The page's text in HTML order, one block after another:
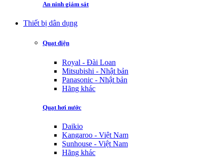
An ninh giám sát
Thiết bị dân dụng
Quạt điện
Royal - Đài Loan
Mitsubishi - Nhật bản
Panasonic - Nhật bản
Hãng khác
Quạt hơi nước
Daikio
Kangaroo - Việt Nam
Sunhouse - Việt Nam
Hãng khác